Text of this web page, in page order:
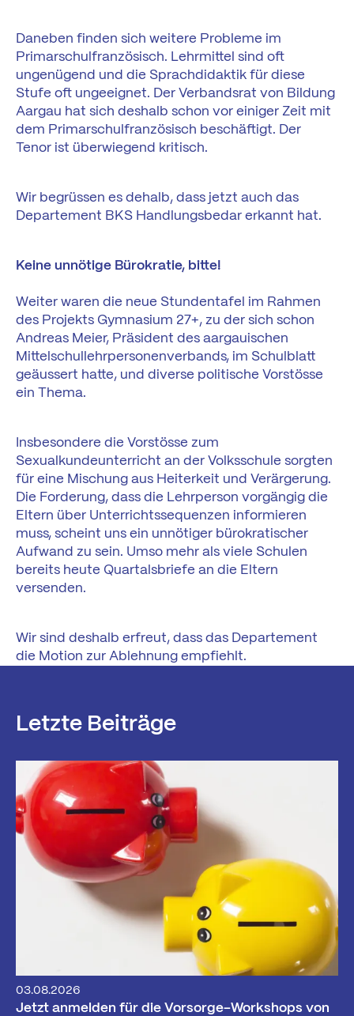
Daneben finden sich weitere Probleme im
Primarschulfranzösisch. Lehrmittel sind oft
ungenügend und die Sprachdidaktik für diese
Stufe oft ungeeignet. Der Verbandsrat von Bildung
Aargau hat sich deshalb schon vor einiger Zeit mit
dem Primarschulfranzösisch beschäftigt. Der
Tenor ist überwiegend kritisch.
Wir begrüssen es dehalb, dass jetzt auch das
Departement BKS Handlungsbedar erkannt hat.
Keine unnötige Bürokratie, bitte!
Weiter waren die neue Stundentafel im Rahmen
des Projekts Gymnasium 27+, zu der sich schon
Andreas Meier, Präsident des aargauischen
Mittelschullehrpersonenverbands, im Schulblatt
geäussert hatte, und diverse politische Vorstösse
ein Thema.
Insbesondere die Vorstösse zum
Sexualkundeunterricht an der Volksschule sorgten
für eine Mischung aus Heiterkeit und Verärgerung.
Die Forderung, dass die Lehrperson vorgängig die
Eltern über Unterrichtssequenzen informieren
muss, scheint uns ein unnötiger bürokratischer
Aufwand zu sein. Umso mehr als viele Schulen
bereits heute Quartalsbriefe an die Eltern
versenden.
Wir sind deshalb erfreut, dass das Departement
die Motion zur Ablehnung empfiehlt.
Letzte Beiträge
03.08.2026
Jetzt anmelden für die Vorsorge-Workshops von